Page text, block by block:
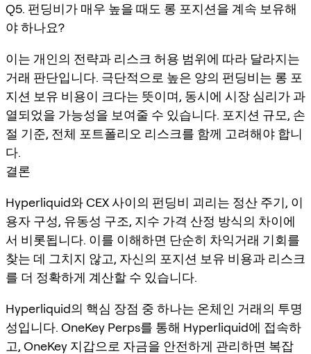
Q5. 펀딩비가 매우 높을 때도 롱 포지션을 계속 보유해
야 하나요?
이는 개인의 전략과 리스크 허용 범위에 따라 달라지는
거래 판단입니다. 극단적으로 높은 양의 펀딩비는 롱 포
지션 보유 비용이 크다는 뜻이며, 동시에 시장 심리가 과
열되었을 가능성을 보여줄 수 있습니다. 포지션 규모, 손
절 기준, 전체 포트폴리오 리스크를 함께 고려해야 합니
다.
결론
Hyperliquid와 CEX 사이의 펀딩비 괴리는 정산 주기, 이
용자 구성, 유동성 구조, 지수 가격 산정 방식의 차이에
서 비롯됩니다. 이를 이해하면 단순히 차익거래 기회를
찾는 데 그치지 않고, 자신의 포지션 보유 비용과 리스크
를 더 정확하게 계산할 수 있습니다.
Hyperliquid의 핵심 장점 중 하나는 온체인 거래의 투명
성입니다. OneKey Perps를 통해 Hyperliquid에 접속하
고, OneKey 지갑으로 자금을 안전하게 관리하면 복잡